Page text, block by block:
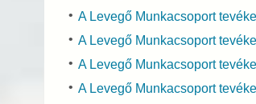
A Levegő Munkacsoport
A Levegő Munkacsoport
A Levegő Munkacsoport
A Levegő Munkacsoport